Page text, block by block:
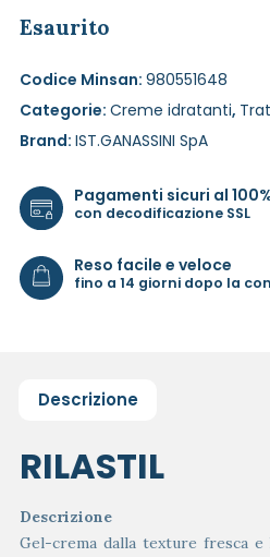
Esaurito
Codice Minsan: 980551648
Categorie: Creme idratanti,
Brand: IST.GANASSINI SpA
Pagamenti sicuri al
con decodificazione SSL
Reso facile e veloce
fino a 14 giorni dopo la
Descrizione
RILASTIL
Descrizione
Gel-crema dalla texture fresca